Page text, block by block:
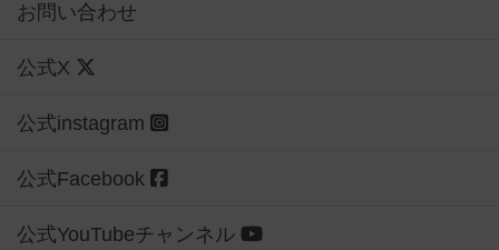
お問い合わせ
公式X
公式instagram
公式Facebook
公式YouTubeチャンネル